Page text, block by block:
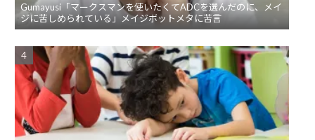
Gumayusi「マークスマンを使いたくてADCを選んだのに、メイ
ジに苦しめられている」メイジボットメタに苦言